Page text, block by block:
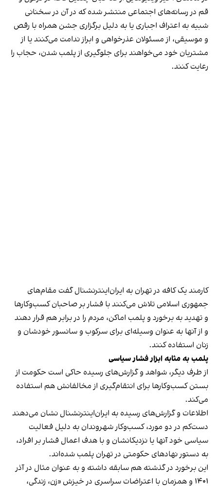
قم در رسانه‌های اجتماعی منتشر شده که در آن در سخنانی
شبیه به اعتراف اجباری یا به دلیل برگزاری جشن همراه با رقص
و موسیقی، از مسئولان عذرخواهی و ابراز ندامت می‌کنند یا از
مشتریان خود می‌خواهند برای جلوگیری از پلمب شدن، حجاب را
رعایت کنند.
کارمند یک کافه در تهران به ایران‌اینترنشنال گفت مقام‌های
جمهوری اسلامی تلاش می‌کنند با فشار بر صاحبان کسب‌وکارها
و تهدید به برخورد و پلمب اماکن، مردم را در برابر هم قرار دهند
و از آنها به عنوان وسیله‌ای برای سرکوب و سانسور خودشان و
زنان استفاده کنند.
پلمب به مثابه ابزار فشار سیاسی
از طرف دیگر، شواهد و گزارش‌های رسیده حاکی است حکومت از
بستن کسب‌وکارها برای انتقام‌گیری از مخالفانش هم استفاده
می‌کند.
اطلاعات و گزارش‌های رسیده به ایران‌اینترنشنال نشان می‌دهند
دست‌کم در دو مورد، کسب‌وکار شهروندان به دلیل فعالیت
سیاسی خود آنها یا نزدیکانشان و با هدف اعمال فشار بر افراد،
به دستور نهادهای حکومتی در تهران پلمب شده‌اند.
این برخورد در گذشته هم سابقه داشته و به عنوان مثال در آذر
۱۴۰۱ و همزمان با اعتراضات سراسری در خیزش «زن، زندگی،